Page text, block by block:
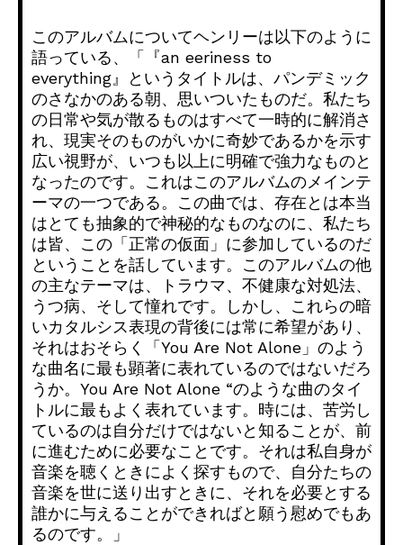
このアルバムについてヘンリーは以下のように
語っている、「『an eeriness to
everything』というタイトルは、パンデミック
のさなかのある朝、思いついたものだ。私たち
の日常や気が散るものはすべて一時的に解消さ
れ、現実そのものがいかに奇妙であるかを示す
広い視野が、いつも以上に明確で強力なものと
なったのです。これはこのアルバムのメインテ
ーマの一つである。この曲では、存在とは本当
はとても抽象的で神秘的なものなのに、私たち
は皆、この「正常の仮面」に参加しているのだ
ということを話しています。このアルバムの他
の主なテーマは、トラウマ、不健康な対処法、
うつ病、そして憧れです。しかし、これらの暗
いカタルシス表現の背後には常に希望があり、
それはおそらく「You Are Not Alone」のよう
な曲名に最も顕著に表れているのではないだろ
うか。You Are Not Alone “のような曲のタイ
トルに最もよく表れています。時には、苦労し
ているのは自分だけではないと知ることが、前
に進むために必要なことです。それは私自身が
音楽を聴くときによく探すもので、自分たちの
音楽を世に送り出すときに、それを必要とする
誰かに与えることができればと願う慰めでもあ
るのです。」